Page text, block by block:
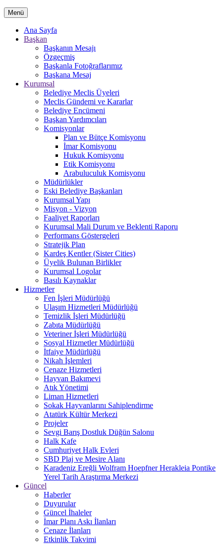
Menü
Ana Sayfa
Başkan
Başkanın Mesajı
Özgeçmiş
Başkanla Fotoğraflarımız
Başkana Mesaj
Kurumsal
Belediye Meclis Üyeleri
Meclis Gündemi ve Kararlar
Belediye Encümeni
Başkan Yardımcıları
Komisyonlar
Plan ve Bütçe Komisyonu
İmar Komisyonu
Hukuk Komisyonu
Etik Komisyonu
Arabuluculuk Komisyonu
Müdürlükler
Eski Belediye Başkanları
Kurumsal Yapı
Misyon - Vizyon
Faaliyet Raporları
Kurumsal Mali Durum ve Beklenti Raporu
Performans Göstergeleri
Stratejik Plan
Kardeş Kentler (Sister Cities)
Üyelik Bulunan Birlikler
Kurumsal Logolar
Basılı Kaynaklar
Hizmetler
Fen İşleri Müdürlüğü
Ulaşım Hizmetleri Müdürlüğü
Temizlik İşleri Müdürlüğü
Zabıta Müdürlüğü
Veteriner İşleri Müdürlüğü
Sosyal Hizmetler Müdürlüğü
İtfaiye Müdürlüğü
Nikah İşlemleri
Cenaze Hizmetleri
Hayvan Bakımevi
Atık Yönetimi
Liman Hizmetleri
Sokak Hayvanlarını Sahiplendirme
Atatürk Kültür Merkezi
Projeler
Sevgi Barış Dostluk Düğün Salonu
Halk Kafe
Cumhuriyet Halk Evleri
SBD Plaj ve Mesire Alanı
Karadeniz Ereğli Wolfram Hoepfner Herakleia Pontike
Yerel Tarih Araştırma Merkezi
Güncel
Haberler
Duyurular
Güncel İhaleler
İmar Planı Askı İlanları
Cenaze İlanları
Etkinlik Takvimi